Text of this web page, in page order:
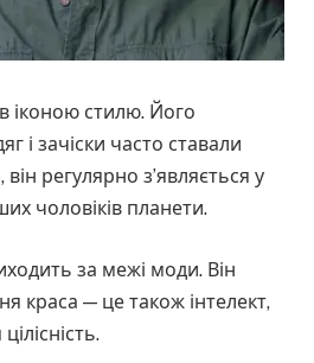
іконою стилю. Його
і зачіски часто ставали
регулярно з’являється у
чоловіків планети.
за межі моди. Він
краса — це також інтелект,